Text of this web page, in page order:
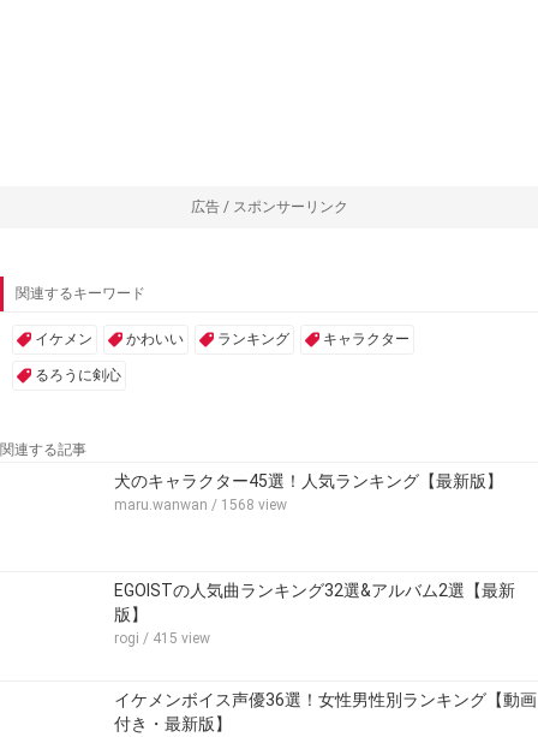
広告 / スポンサーリンク
関連するキーワード
イケメン かわいい ランキング キャラクター
るろうに剣心
関連する記事
犬のキャラクター45選！人気ランキング【最新版】
maru.wanwan / 1568 view
EGOISTの人気曲ランキング32選&アルバム2選【最新
版】
rogi / 415 view
イケメンボイス声優36選！女性男性別ランキング【動画
付き・最新版】